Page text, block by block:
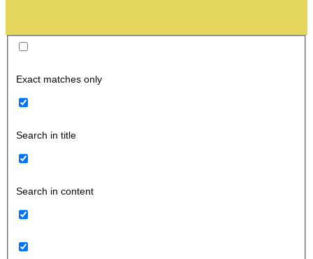
Exact matches only
Search in title
Search in content